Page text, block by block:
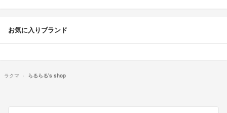
お気に入りブランド
ラクマ らるらる's shop